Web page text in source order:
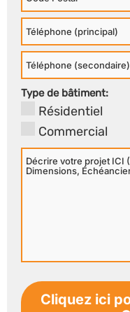
Postal
Téléphone
Principal
Téléphone
Secondaire
Type de bâtiment:
Résidentiel
Commercial
Décrire
votre